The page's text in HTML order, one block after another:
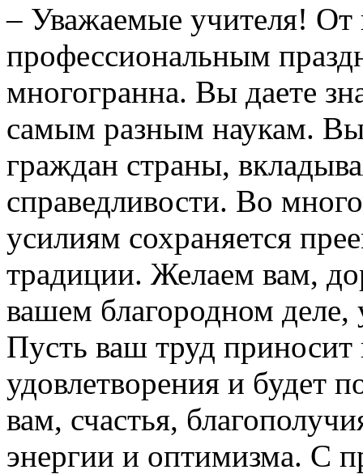
– Уважаемые учителя! От
профессиональным
многогранна. Вы даете
самым разным наукам.
граждан страны,
справедливости. Во
усилиям сохраняется
традиции. Желаем вам,
вашем благородном
Пусть ваш труд
удовлетворения и будет
вам, счастья,
энергии и оптимизма. С